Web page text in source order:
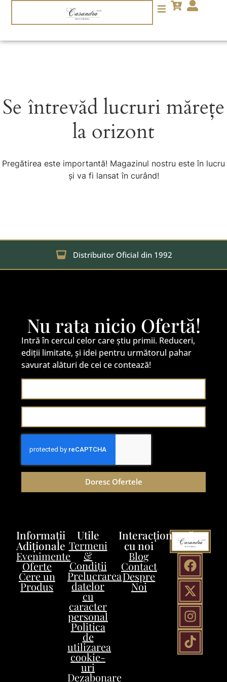
Se întrevăd lucruri mărețe
la orizont
Pregătirea este importantă! Magazinul nostru este în lucru
și va fi lansat în curând!
Distribuitor Oficial din 1992
Nu rata nicio Ofertă!
Intră în cercul celor care știu primii. Reduceri,
ediții limitate, și idei pentru următorul pahar
savurat alături de cei ce contează!
Doresc Ofertele
Interacționează
cu noi
Blog
Contact
Despre
Noi
Utile
Termeni
&
Condiții
Prelucrarea
datelor
cu
caracter
personal
Politica
de
utilizarea
cookie-
uri
Dezabonare
Informații
Adiționale
Evenimente
Oferte
Cere un
Produs